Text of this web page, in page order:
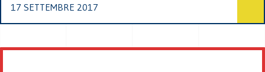
17 SETTEMBRE 2017